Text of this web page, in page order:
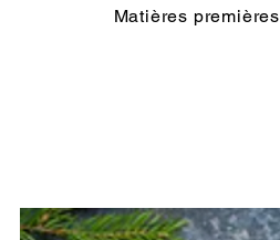
Matières premières